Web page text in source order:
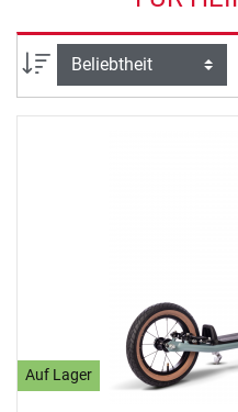
Sortierung
Auf Lager